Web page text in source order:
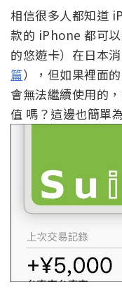
相信很多人都知道
款的 iPhone 都可
的悠遊卡）在日本
篇），但如果裡面
會無法繼續使用的
值 嗎？這邊也簡單